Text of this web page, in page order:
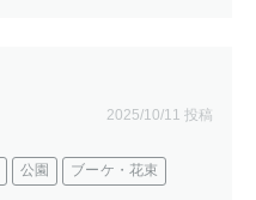
2025/10/11 投稿
公園 ブーケ・花束